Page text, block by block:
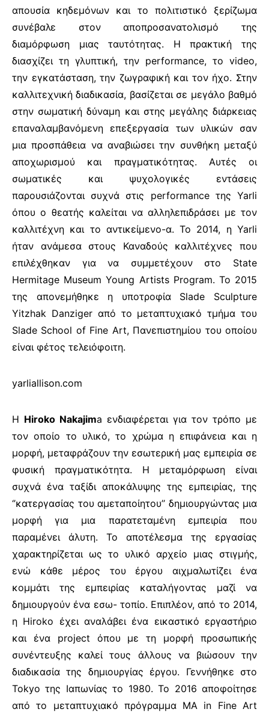
απουσία κηδεμόνων και το πολιτιστικό ξερίζωμα
συνέβαλε στον αποπροσανατολισμό της
διαμόρφωση μιας ταυτότητας. Η πρακτική της
διασχίζει τη γλυπτική, την performance, το video,
την εγκατάσταση, την ζωγραφική και τον ήχο. Στην
καλλιτεχνική διαδικασία, βασίζεται σε μεγάλο βαθμό
στην σωματική δύναμη και στης μεγάλης διάρκειας
επαναλαμβανόμενη επεξεργασία των υλικών σαν
μια προσπάθεια να αναβιώσει την συνθήκη μεταξύ
αποχωρισμού και πραγματικότητας. Αυτές οι
σωματικές και ψυχολογικές εντάσεις
παρουσιάζονται συχνά στις performance της Yarli
όπου ο θεατής καλείται να αλληλεπιδράσει με τον
καλλιτέχνη και το αντικείμενο-α. Το 2014, η Yarli
ήταν ανάμεσα στους Καναδούς καλλιτέχνες που
επιλέχθηκαν για να συμμετέχουν στο State
Hermitage Museum Young Artists Program. Το 2015
της απονεμήθηκε η υποτροφία Slade Sculpture
Yitzhak Danziger από το μεταπτυχιακό τμήμα του
Slade School of Fine Art, Πανεπιστημίου του οποίου
είναι φέτος τελειόφοιτη.
yarliallison.com
Η Hiroko Nakajima ενδιαφέρεται για τον τρόπο με
τον οποίο το υλικό, το χρώμα η επιφάνεια και η
μορφή, μεταφράζουν την εσωτερική μας εμπειρία σε
φυσική πραγματικότητα. Η μεταμόρφωση είναι
συχνά ένα ταξίδι αποκάλυψης της εμπειρίας, της
‘’κατεργασίας του αμεταποίητου’’ δημιουργώντας μια
μορφή για μια παρατεταμένη εμπειρία που
παραμένει άλυτη. Το αποτέλεσμα της εργασίας
χαρακτηρίζεται ως το υλικό αρχείο μιας στιγμής,
ενώ κάθε μέρος του έργου αιχμαλωτίζει ένα
κομμάτι της εμπειρίας καταλήγοντας μαζί να
δημιουργούν ένα εσω- τοπίο. Επιπλέον, από το 2014,
η Hiroko έχει αναλάβει ένα εικαστικό εργαστήριο
και ένα project όπου με τη μορφή προσωπικής
συνέντευξης καλεί τους άλλους να βιώσουν την
διαδικασία της δημιουργίας έργου. Γεννήθηκε στο
Tokyo της Ιαπωνίας το 1980. Το 2016 αποφοίτησε
από το μεταπτυχιακό πρόγραμμα MA in Fine Art